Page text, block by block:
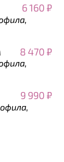
6 160 ₽
8 470 ₽
9 990 ₽